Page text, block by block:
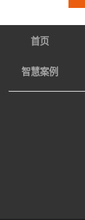
首页
智慧案例